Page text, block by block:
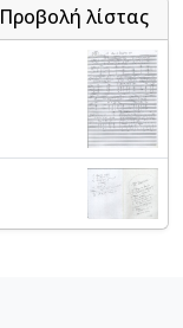
Προβολή λίστας